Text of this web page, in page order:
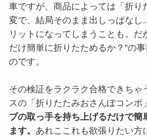
車ですが、商品によっては「折り
変で、結局そのまま出しっぱな
リットになってしまうことも。だ
だけ簡単に折りたためるか？”の
のです。
その検証をラクラク合格できちゃ
スの「折りたたみおさんぽコンポ
プの取っ手を持ち上げるだけで簡
ます。 あれここれも欲張りたい方